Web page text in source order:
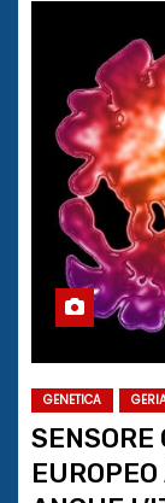
GENETICA
SENSORE